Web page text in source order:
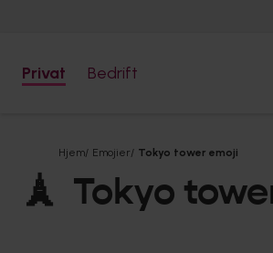
Privat Bedrift
Hjem/ Emojier/ Tokyo tower emoji
🗼 Tokyo